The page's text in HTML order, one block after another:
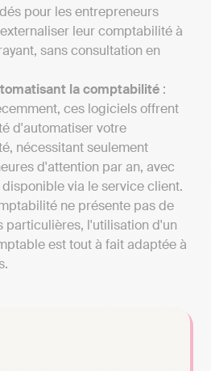
pour les entrepreneurs
leur comptabilité à
sans consultation en
la comptabilité :
ces logiciels offrent
d'automatiser votre
nécessitant seulement
d'attention par an, avec
via le service client.
ne présente pas de
particulières, l'utilisation d'un
est tout à fait adaptée à